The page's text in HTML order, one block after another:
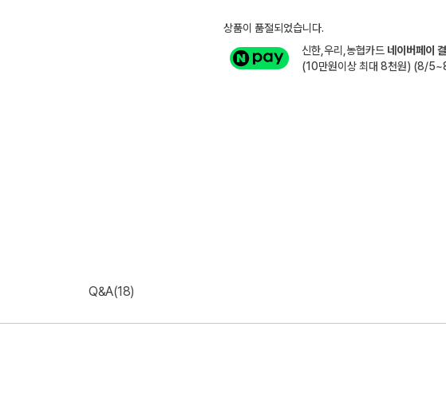
상품이 품절되었습니다.
신한,우리,농협카드 네이버페이
(10만원이상 최대 8천원) (8/
Q&A(18)